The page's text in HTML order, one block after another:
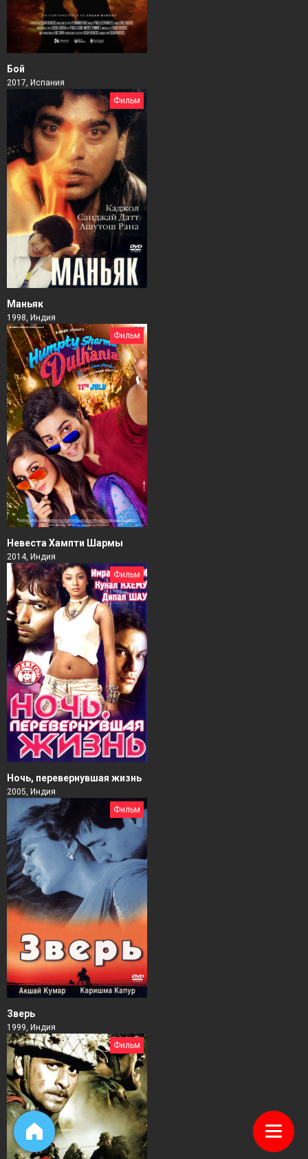
Бой
2017, Испания
Фильм
Маньяк
1998, Индия
Фильм
Невеста Хампти Шармы
2014, Индия
Фильм
Ночь, перевернувшая жизнь
2005, Индия
Фильм
Зверь
1999, Индия
Фильм